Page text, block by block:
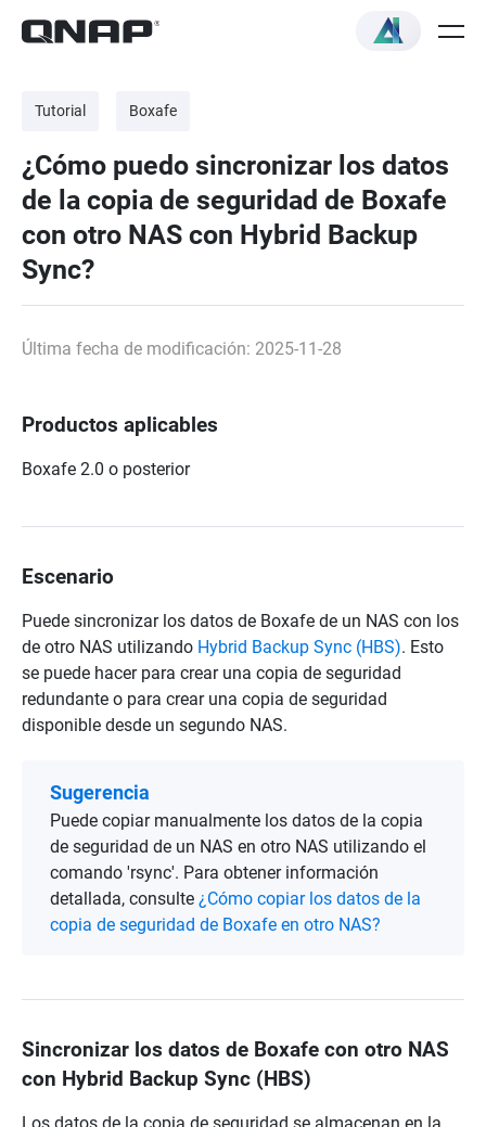
Tutorial Boxafe
¿Cómo puedo sincronizar los datos
de la copia de seguridad de Boxafe
con otro NAS con Hybrid Backup
Sync?
Última fecha de modificación: 2025-11-28
Productos aplicables
Boxafe 2.0 o posterior
Escenario
Puede sincronizar los datos de Boxafe de un NAS con los
de otro NAS utilizando Hybrid Backup Sync (HBS). Esto
se puede hacer para crear una copia de seguridad
redundante o para crear una copia de seguridad
disponible desde un segundo NAS.
Sugerencia
Puede copiar manualmente los datos de la copia
de seguridad de un NAS en otro NAS utilizando el
comando 'rsync'. Para obtener información
detallada, consulte ¿Cómo copiar los datos de la
copia de seguridad de Boxafe en otro NAS?
Sincronizar los datos de Boxafe con otro NAS
con Hybrid Backup Sync (HBS)
Los datos de la copia de seguridad se almacenan en la